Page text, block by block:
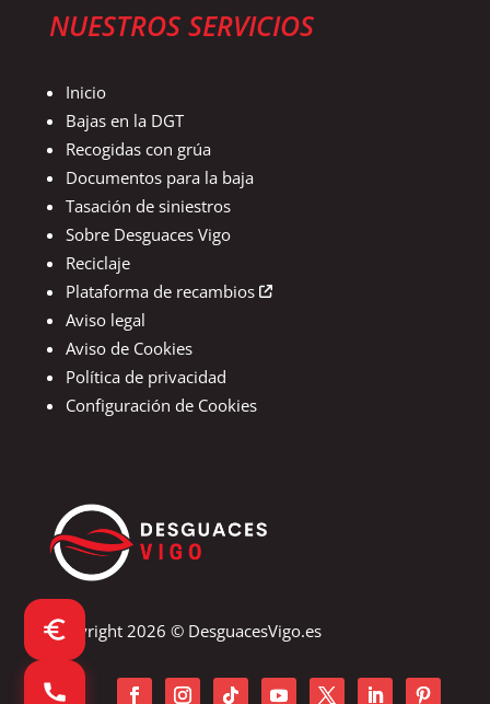
NUESTROS SERVICIOS
Inicio
Bajas en la DGT
Recogidas con grúa
Documentos para la baja
Tasación de siniestros
Sobre Desguaces Vigo
Reciclaje
Plataforma de recambios
Aviso legal
Aviso de Cookies
Política de privacidad
Configuración de Cookies
Copyright 2026 © DesguacesVigo.es